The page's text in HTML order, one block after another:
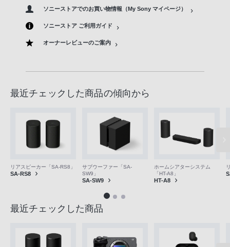
ソニーストアでのお買い物情報（My Sony マイページ）
ソニーストア ご利用ガイド
オーナーレビューのご案内
最近チェックした商品の傾向から
リアスピーカー「SA-RS8」
SA-RS8
サブウーファー「SA-
SW9」
SA-SW9
ホームシアターシステム
「HT-A8」
HT-A8
最近チェックした商品